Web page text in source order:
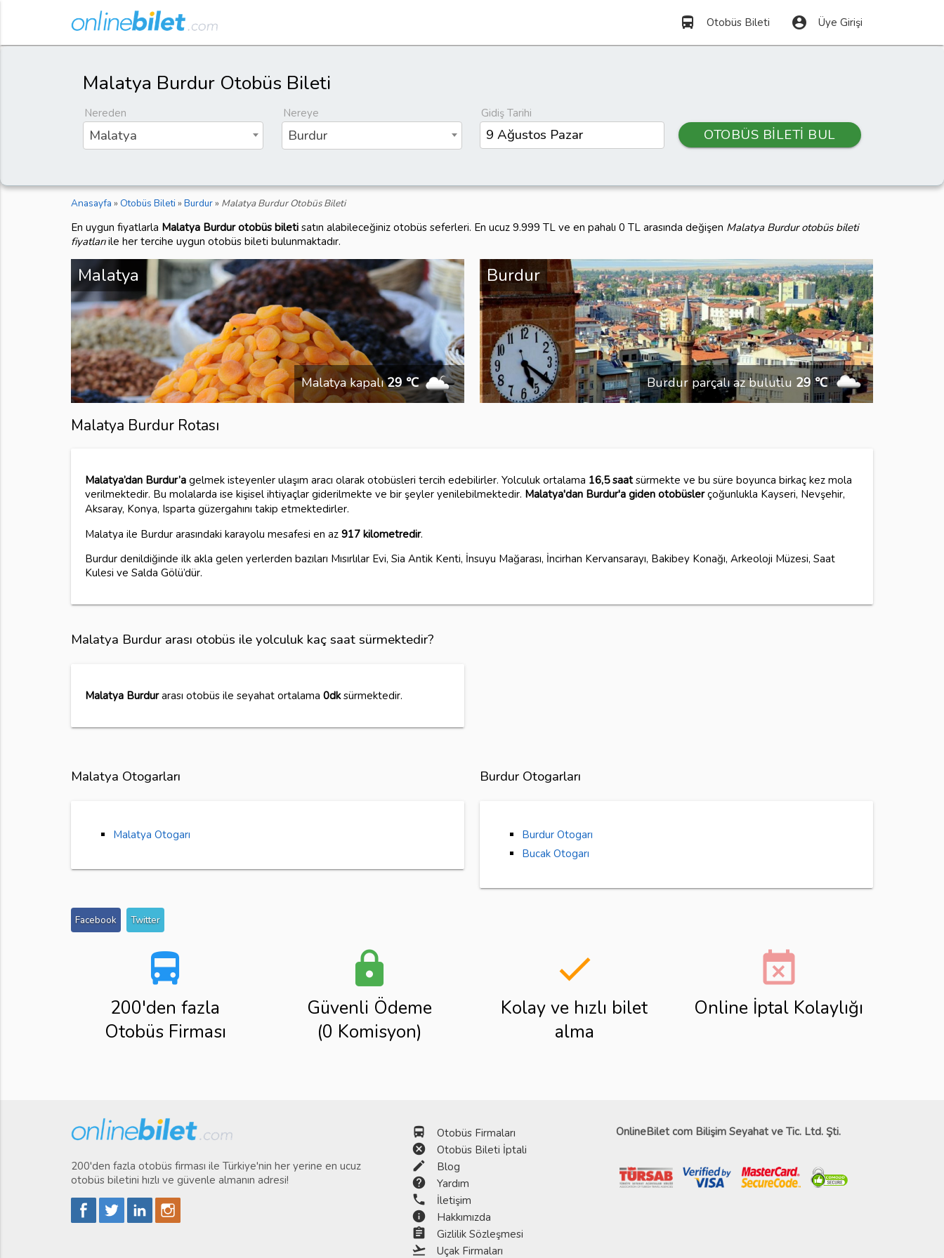
directions_bus Otobüs Bileti account_circle Üye Girişi
Malatya Burdur Otobüs Bileti
Nereden
Malatya
Nereye
Burdur
Gidiş Tarihi
OTOBÜS BİLETİ BUL
Anasayfa » Otobüs Bileti » Burdur» Malatya Burdur Otobüs Bileti
En uygun fiyatlarla Malatya Burdur otobüs biletisatın alabileceğiniz otobüs seferleri. En ucuz 9.999 TL ve en pahalı 0 TL arasında değişen Malatya Burdur otobüs bileti
fiyatlarıile her tercihe uygun otobüs bileti bulunmaktadır.
Malatya
Malatya kapalı29 ℃
Burdur
Burdur parçalı az bulutlu 29 ℃
Malatya Burdur Rotası
Malatya’dan Burdur’agelmek isteyenler ulaşım aracı olarak otobüsleri tercih edebilirler. Yolculuk ortalama 16,5 saatsürmekte ve bu süre boyunca birkaç kez mola
verilmektedir. Bu molalarda ise kişisel ihtiyaçlar giderilmekte ve bir şeyler yenilebilmektedir. Malatya'dan Burdur'a giden otobüslerçoğunlukla Kayseri, Nevşehir,
Aksaray, Konya, Isparta güzergahını takip etmektedirler.
Malatya ile Burdur arasındaki karayolu mesafesi en az 917 kilometredir.
Burdur denildiğinde ilk akla gelen yerlerden bazıları Mısırlılar Evi, Sia Antik Kenti, İnsuyu Mağarası, İncirhan Kervansarayı, Bakibey Konağı, Arkeoloji Müzesi, Saat
Kulesi ve Salda Gölü’dür.
Malatya Burdur arası otobüs ile yolculuk kaç saat sürmektedir?
Malatya Burdurarası otobüs ile seyahat ortalama 0dksürmektedir.
Malatya Otogarları
Malatya Otogarı
Burdur Otogarları
Burdur Otogarı
Bucak Otogarı
Facebook Twitter
directions_bus
200'den fazla
Otobüs Firması
lock
Güvenli Ödeme
(0 Komisyon)
done
Kolay ve hızlı bilet
alma
event_busy
Online İptal Kolaylığı
200'den fazla otobüs firması ile Türkiye'nin her yerine en ucuz
otobüs biletini hızlı ve güvenle almanın adresi!
directions_bus Otobüs Firmaları
cancel Otobüs Bileti İptali
edit Blog
help Yardım
phone İletişim
info Hakkımızda
assignment Gizlilik Sözleşmesi
flight_takeoff Uçak Firmaları
OnlineBilet com Bilişim Seyahat ve Tic. Ltd. Şti.